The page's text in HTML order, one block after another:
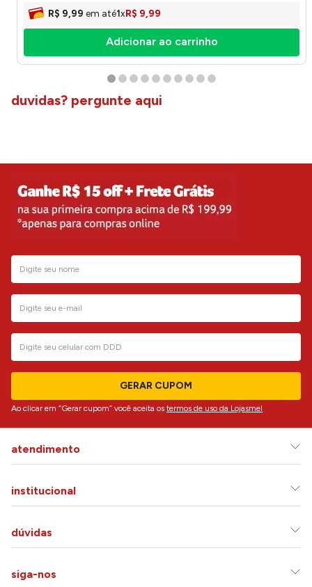
R$ 9,99 em até1xR$ 9,99
Adicionar ao carrinho
duvidas? pergunte aqui
GERAR CUPOM
Ao clicar em “Gerar cupom” você aceita os termos de uso da Lojasmel
atendimento
institucional
dúvidas
siga-nos